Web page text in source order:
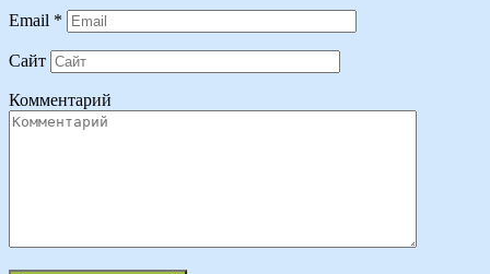
Email *
Сайт
Комментарий